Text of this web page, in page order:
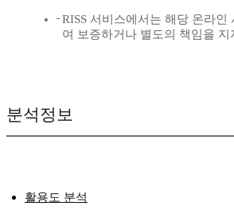
RISS 서비스에서는 해당 온라
여 보증하거나 별도의 책임을 지
분석정보
활용도 분석